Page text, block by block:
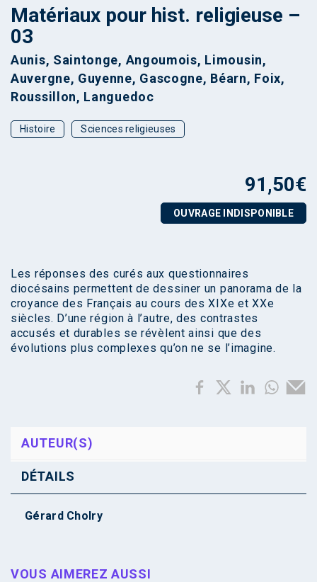
Matériaux pour hist. religieuse –
03
Aunis, Saintonge, Angoumois, Limousin,
Auvergne, Guyenne, Gascogne, Béarn, Foix,
Roussillon, Languedoc
Histoire Sciences religieuses
91,50€
OUVRAGE INDISPONIBLE
Les réponses des curés aux questionnaires
diocésains permettent de dessiner un panorama de la
croyance des Français au cours des XIXe et XXe
siècles. D’une région à l’autre, des contrastes
accusés et durables se révèlent ainsi que des
évolutions plus complexes qu’on ne se l’imagine.
AUTEUR(S)
DÉTAILS
Gérard Cholry
VOUS AIMEREZ AUSSI